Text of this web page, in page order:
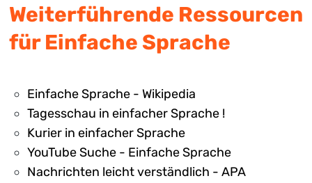
Weiterführende Ressourcen
für Einfache Sprache
Einfache Sprache - Wikipedia
Tagesschau in einfacher Sprache !
Kurier in einfacher Sprache
YouTube Suche - Einfache Sprache
Nachrichten leicht verständlich - APA